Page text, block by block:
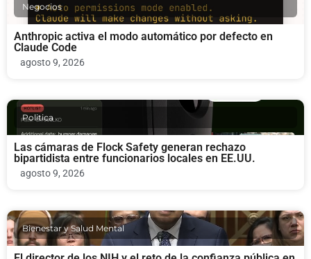
Negocios
Anthropic activa el modo automático por defecto en
Claude Code
agosto 9, 2026
Politica
Las cámaras de Flock Safety generan rechazo
bipartidista entre funcionarios locales en EE.UU.
agosto 9, 2026
Bienestar y Salud Mental